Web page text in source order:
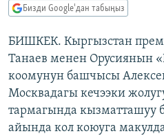
ДАНИСТЕ
ЭЖЕ-СИҢДИЛЕР
АЗАТТЫК+
ОНЛАЙН ШЕРИНЕ
Бизди Google'дан табыңыз
БИШКЕК. Кыргызстан
Танаев менен Орусиянын
коомунун башчысы
Москвадагы кечээки
тармагында
айында кол коюуга